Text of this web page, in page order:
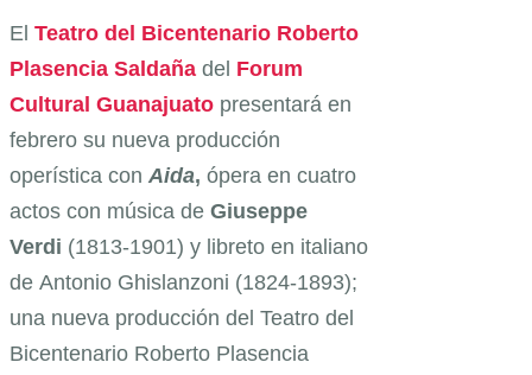
El Teatro del Bicentenario Roberto
Plasencia Saldaña del Forum
Cultural Guanajuato presentará en
febrero su nueva producción
operística con Aida, ópera en cuatro
actos con música de Giuseppe
Verdi (1813-1901) y libreto en italiano
de Antonio Ghislanzoni (1824-1893);
una nueva producción del Teatro del
Bicentenario Roberto Plasencia